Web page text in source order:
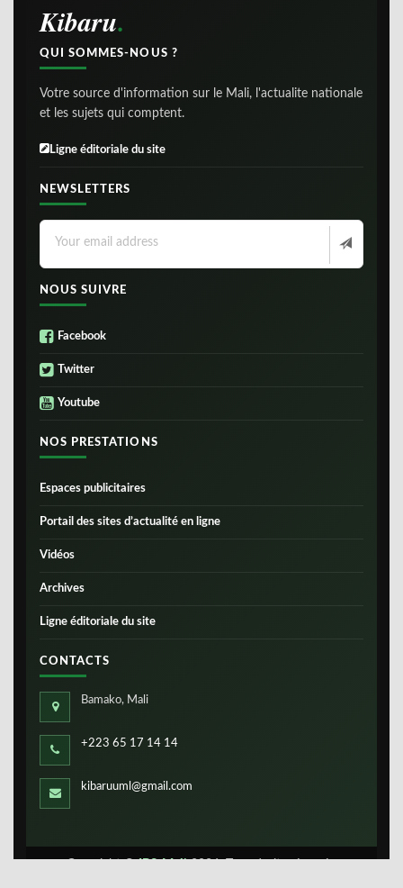
Kibaru
QUI SOMMES-NOUS ?
Votre source d'information sur le Mali, l'actualite nationale
et les sujets qui comptent.
Ligne éditoriale du site
NEWSLETTERS
NOUS SUIVRE
Facebook
Twitter
Youtube
NOS PRESTATIONS
Espaces publicitaires
Portail des sites d’actualité en ligne
Vidéos
Archives
Ligne éditoriale du site
CONTACTS
Bamako, Mali
+223 65 17 14 14
kibaruuml@gmail.com